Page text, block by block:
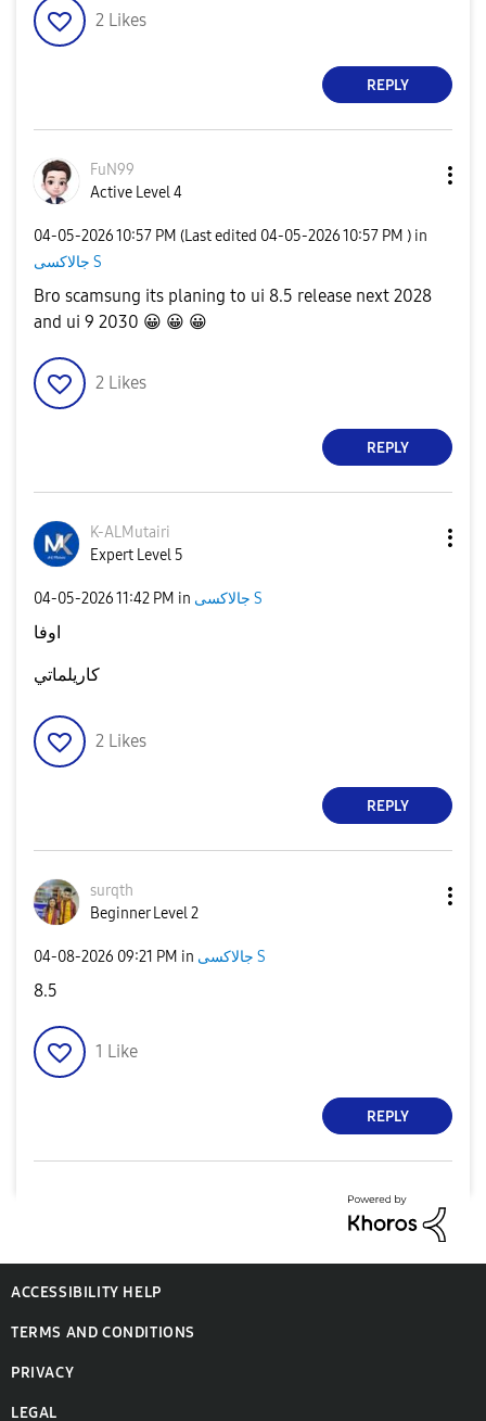
2 Likes
REPLY
FuN99
Active Level 4
‎04-05-202610:57 PM (Last edited ‎04-05-202610:57 PM ) in
جالاكسى S
Bro scamsung its planing to ui 8.5 release next 2028
and ui 9 2030 😀 😀 😀
2 Likes
REPLY
K-ALMutairi
Expert Level 5
‎04-05-202611:42 PM in جالاكسى S
اوفا
كاريلماتي
2 Likes
REPLY
surqth
Beginner Level 2
‎04-08-2026 09:21 PM in جالاكسى S
8.5
1 Like
REPLY
ACCESSIBILITY HELP
TERMS AND CONDITIONS
PRIVACY
LEGAL